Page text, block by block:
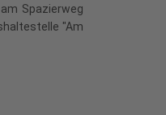
Spazierweg
"Am